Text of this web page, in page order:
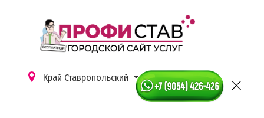
Край Ставропольский